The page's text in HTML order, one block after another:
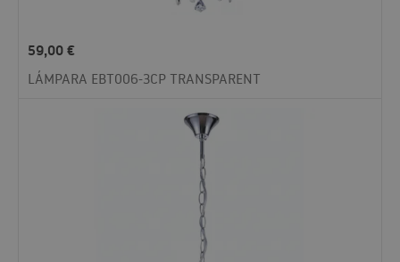
59,00€
LÁMPARA EBT006-3CP TRANSPARENT